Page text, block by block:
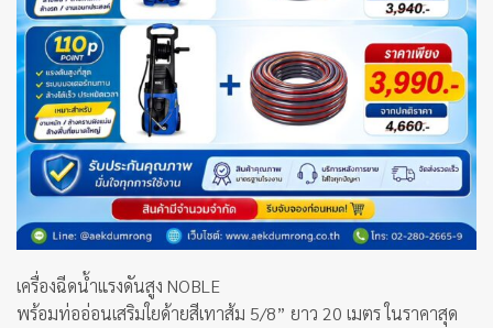
เครื่องฉีดน้ำแรงดันสูง NOBLE
พร้อมท่ออ่อนเสริมใยด้ายสีเทาส้ม 5/8” ยาว 20 เมตร ในราคาสุด